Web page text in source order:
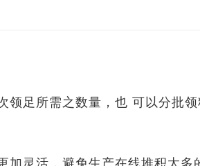
领足所需之数量，也 可以分批领
灵活，避免生产在线堆积太多